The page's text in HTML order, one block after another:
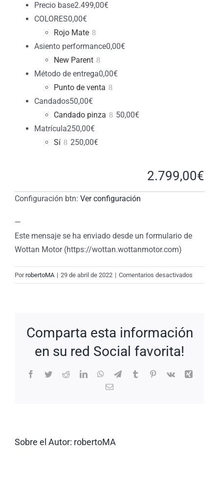
Precio base2.499,00€
COLORES0,00€
Rojo Mate
Asiento performance0,00€
New Parent
Método de entrega0,00€
Punto de venta
Candados50,00€
Candado pinza
50,00€
Matrícula250,00€
Sí
250,00€
2.799,00€
Configuración btn: Ver configuración
—
Este mensaje se ha enviado desde un formulario de
Wottan Motor (https://wottan.wottanmotor.com)
PorrobertoMA | 29 de abril de 2022 | Comentarios desactivados
New
Comparta esta información
en su red Social favorita!
Facebook
TwitterRedditLinkedInWhatsApp
TelegramTumblrPinterest
Vk
Xing
Correo
Sobre el Autor: robertoMA